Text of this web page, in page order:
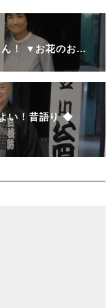
ん！ ▼お花のお…
い！昔語り ◆